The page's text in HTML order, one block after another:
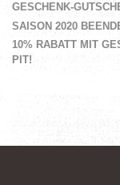
GESCHENK-
SAISON 2020
10% RABATT MIT
PIT!